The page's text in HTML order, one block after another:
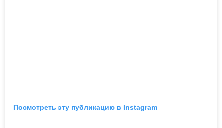
Посмотреть эту публикацию в Instagram